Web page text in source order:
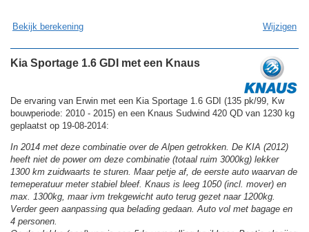
Bekijk berekening Wijzigen
Kia Sportage 1.6 GDI met een Knaus
De ervaring van Erwin met een Kia Sportage 1.6 GDI (135 pk/99, Kw
bouwperiode: 2010 - 2015) en een Knaus Sudwind 420 QD van 1230 kg
geplaatst op 19-08-2014:
In 2014 met deze combinatie over de Alpen getrokken. De KIA (2012)
heeft niet de power om deze combinatie (totaal ruim 3000kg) lekker
1300 km zuidwaarts te sturen. Maar petje af, de eerste auto waarvan de
temeperatuur meter stabiel bleef. Knaus is leeg 1050 (incl. mover) en
max. 1300kg, maar ivm trekgewicht auto terug gezet naar 1200kg.
Verder geen aanpassing qua belading gedaan. Auto vol met bagage en
4 personen.